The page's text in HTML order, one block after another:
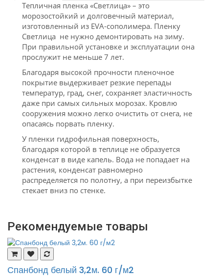
Тепличная пленка «Светлица» – это
морозостойкий и долговечный материал,
изготовленный из EVA-сополимера. Пленку
Светлица не нужно демонтировать на зиму.
При правильной установке и эксплуатации она
прослужит не меньше 7 лет.
Благодаря высокой прочности пленочное
покрытие выдерживает резкие перепады
температур, град, снег, сохраняет эластичность
даже при самых сильных морозах. Кровлю
сооружения можно легко очистить от снега, не
опасаясь порвать пленку.
У пленки гидрофильная поверхность,
благодаря которой в теплице не образуется
конденсат в виде капель. Вода не попадает на
растения, конденсат равномерно
распределяется по полотну, а при переизбытке
стекает вниз по стенке.
Рекомендуемые товары
Спанбонд белый 3,2м. 60 г/м2